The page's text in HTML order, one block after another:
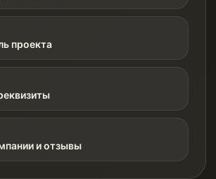
проекта
и отзывы